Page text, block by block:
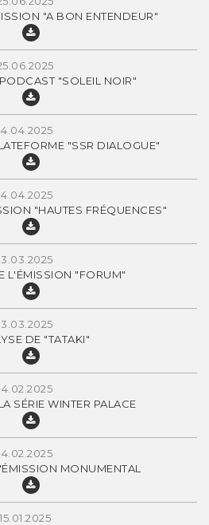
"A BON ENTENDEUR"
"SOLEIL NOIR"
"SSR DIALOGUE"
"HAUTES FRÉQUENCES"
L'ÉMISSION "FORUM"
DE "TATAKI"
SÉRIE WINTER PALACE
MONUMENTAL
15.01.2025